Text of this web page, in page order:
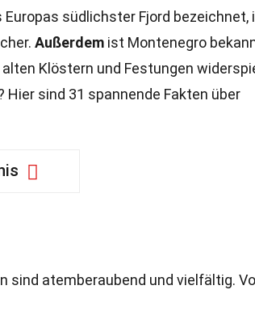
Europas südlichster Fjord bezeichnet,
Außerdem ist Montenegro
Klöstern und Festungen
sind 31 spannende Fakten über
sind atemberaubend und vielfältig.